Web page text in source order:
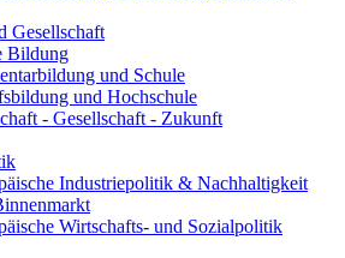
Gesellschaft
Bildung
und Schule
und Hochschule
- Gesellschaft - Zukunft
Industriepolitik & Nachhaltigkeit
Wirtschafts- und Sozialpolitik